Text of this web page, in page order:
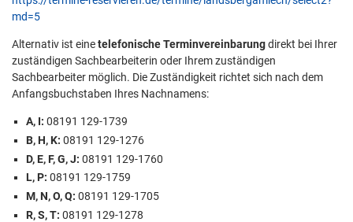
md=5
Alternativ ist einetelefonische Terminvereinbarungdirekt bei Ihrer
zuständigen Sachbearbeiterin oder Ihrem zuständigen
Sachbearbeiter möglich. Die Zuständigkeit richtet sich nach dem
Anfangsbuchstaben Ihres Nachnamens:
A, I: 08191 129-1739
B, H, K: 08191 129-1276
D, E, F, G, J: 08191 129-1760
L, P: 08191 129-1759
M, N, O, Q: 08191 129-1705
R, S, T: 08191 129-1278